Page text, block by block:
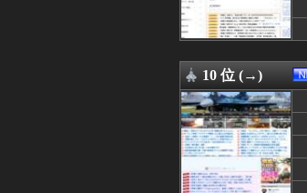
08/08 16:31
08/08 16:29
08/08 16:25
08/08 16:12
08/08 16:10
08/08 16:10
08/08 16:09
08/08 16:05
08/08 16:04
08/08 16:03
08/08 16:01
10 位 (→)